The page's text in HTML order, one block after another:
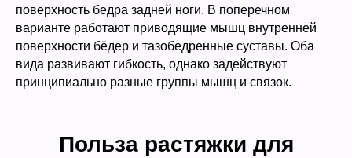
поверхность бедра задней ноги. В поперечном
варианте работают приводящие мышц внутренней
поверхности бёдер и тазобедренные суставы. Оба
вида развивают гибкость, однако задействуют
принципиально разные группы мышц и связок.
Польза растяжки для